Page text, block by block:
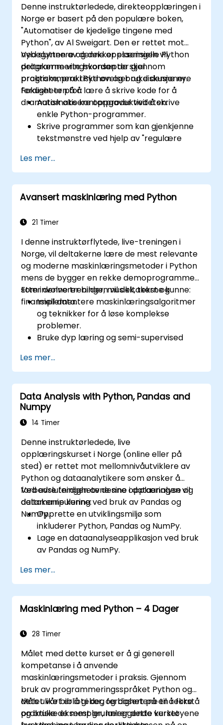
Denne instruktørledede, direkteopplæringen i
Norge er basert på den populære boken,
"Automatiser de kjedelige tingene med
Python", av Al Sweigart. Den er rettet mot
nybegynnere og dekker essensielle Python
programmeringskonsepter gjennom
praktiske, praktiske øvelser og diskusjoner.
Fokuset er på å lære å skrive kode for å
dramatisk øke kontorproduktiviteten.
Ved slutten av denne opplæringen vil
deltakerne vite hvordan de skal
programmere i Python og bruke denne nye
ferdigheten for:
Automatisere oppgaver ved å skrive
enkle Python-programmer.
Skrive programmer som kan gjenkjenne
tekstmønstre ved hjelp av "regulære
Programmatisk generere og oppdatere
Excel-regneark.
Parse PDF-er og Word-dokumenter.
Krype nettsider og hente informasjon fra
Skrive programmer som sender e-
Bruke Pythons feilsøkingsverktøy for raskt
å løse feil.
Programmatisk styre mus og tastatur for
å klikke og skrive for deg.
Les mer...
Avansert maskinlæring med Python
21 Timer
I denne instruktørflytede, live-treningen i
Norge, vil deltakerne lære de mest relevante
og moderne maskinlæringsmetoder i Python
mens de bygger en rekke demoprogrammer
som involverer bilder, musikk, tekst og
finansiell data.
Etter denne treningen vil deltakerne kunne:
Implementere maskinlæringsalgoritmer
og teknikker for å løse komplekse
problemer.
Bruke dyp læring og semi-supervised
musikk, tekst og finansiell data.
Puste liv i Python-algoritmene deres til
det ytterste.
Bruk biblioteker og pakker som NumPy og
Theano.
Les mer...
Data Analysis with Python, Pandas and
Numpy
14 Timer
Denne instruktørledede, live
opplæringskurset i Norge (online eller på
sted) er rettet mot mellomnivåutviklere av
Python og dataanalytikere som ønsker å
forbedre ferdighetene sine i dataanalyse og
datamanipulering ved bruk av Pandas og
NumPy.
Ved avslutningen av denne opplæringen vil
deltakerne kunne:
Opprette en utviklingsmiljø som
inkluderer Python, Pandas og NumPy.
Lage en dataanalyseapplikasjon ved bruk
av Pandas og NumPy.
sortering og filtreringsoperasjoner.
Utføre aggregatoperasjoner og analysere
tidsrekker.
Visualisere data ved bruk av Matplotlib og
Feilsøke og optimalisere
Les mer...
Maskinlæring med Python – 4 Dager
28 Timer
Målet med dette kurset er å gi generell
kompetanse i å anvende
maskinlæringsmetoder i praksis. Gjennom
bruk av programmeringsspråket Python og
dets ulike biblioteker, og basert på en rekke
praktiske eksempler, lærer dette kurset
Målet vårt er å gi deg ferdighetene til å forstå
og bruke de mest grunnleggende verktøyene